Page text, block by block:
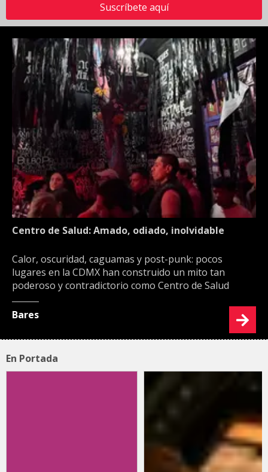
Suscríbete aquí
Centro de Salud: Amado, odiado, inolvidable
Calor, oscuridad, caguamas y post-punk: pocos
lugares en la CDMX han construido un mito tan
poderoso y contradictorio como Centro de Salud
Bares
En Portada